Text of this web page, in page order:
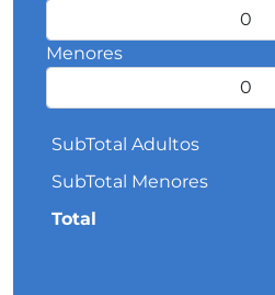
Menores
SubTotal Adultos
SubTotal Menores
Total